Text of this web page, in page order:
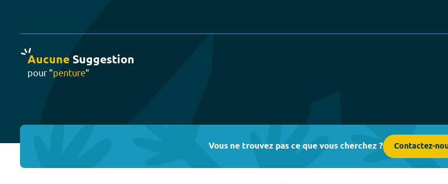
Aucune Suggestion
pour "penture"
Vous ne trouvez pas ce que vous cherchez ? Contactez-